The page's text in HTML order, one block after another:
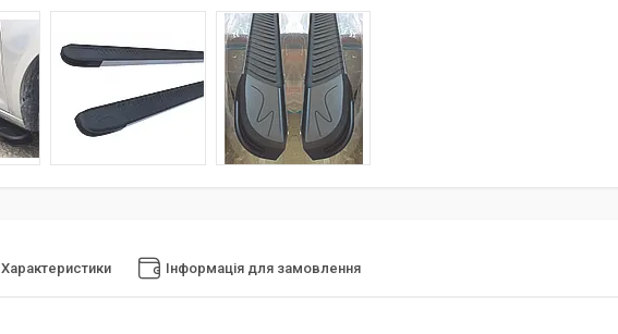
Характеристики Інформація для замовлення